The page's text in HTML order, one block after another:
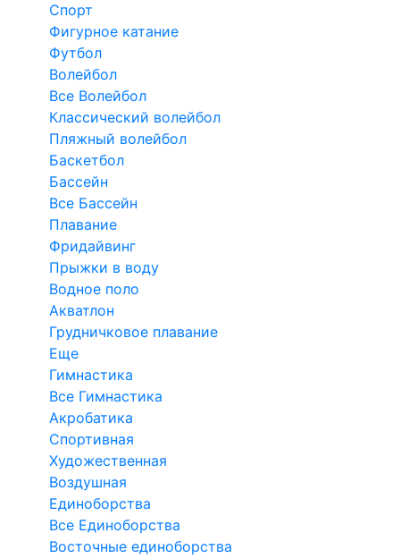
Спорт
Фигурное катание
Футбол
Волейбол
Все Волейбол
Классический волейбол
Пляжный волейбол
Баскетбол
Бассейн
Все Бассейн
Плавание
Фридайвинг
Прыжки в воду
Водное поло
Акватлон
Грудничковое плавание
Еще
Гимнастика
Все Гимнастика
Акробатика
Спортивная
Художественная
Воздушная
Единоборства
Все Единоборства
Восточные единоборства